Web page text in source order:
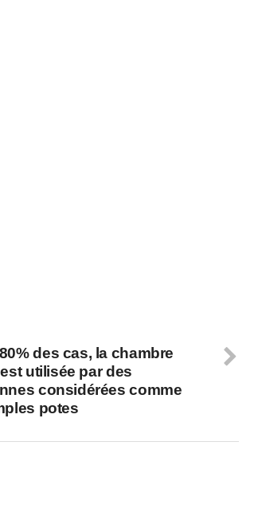
des cas, la chambre
est utilisée par des
considérées comme
potes